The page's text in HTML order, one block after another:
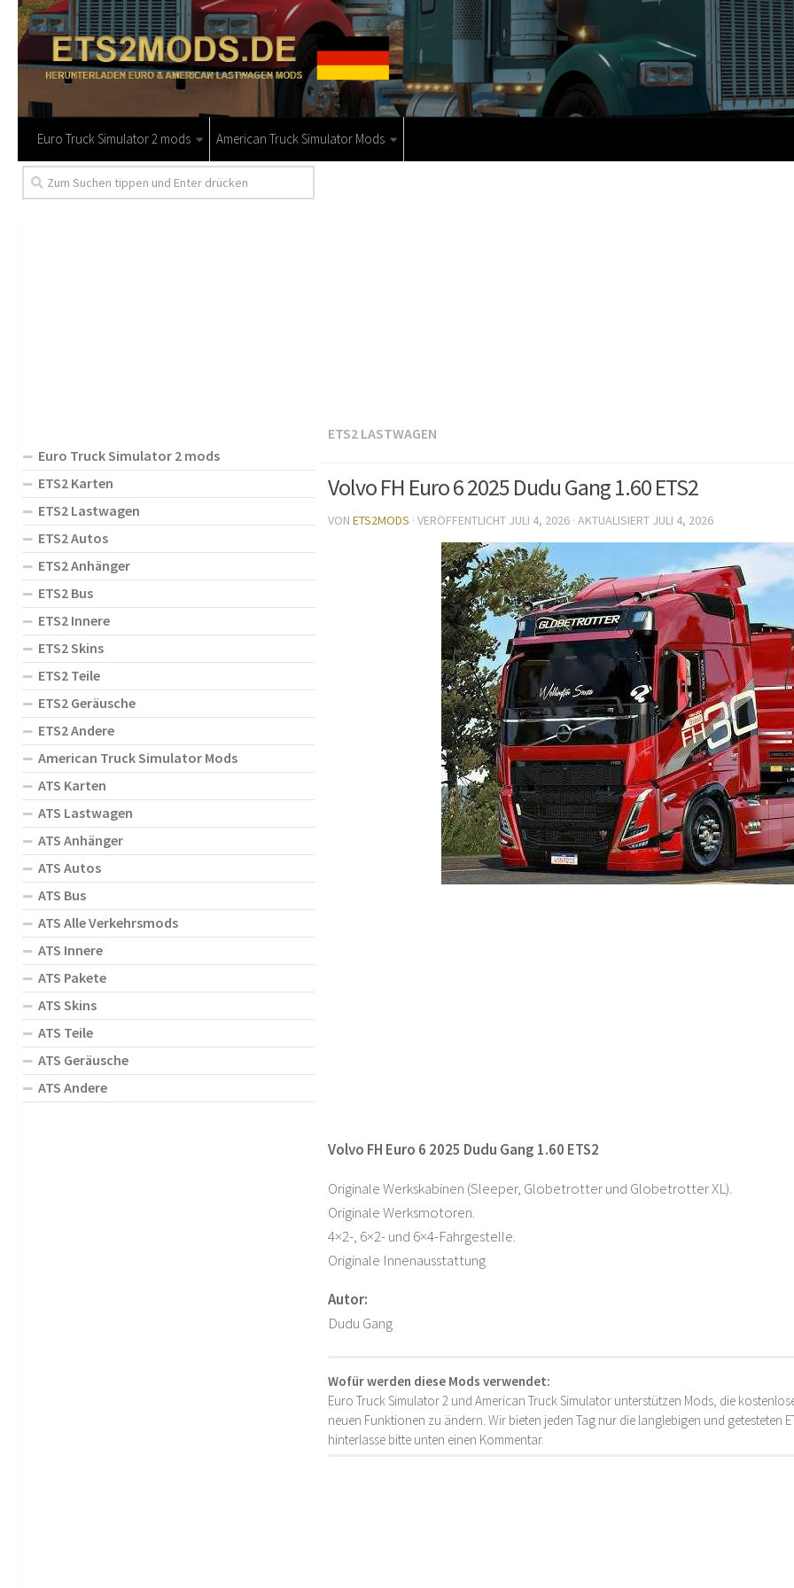
Euro Truck Simulator 2 mods American Truck Simulator Mods
ETS2 LASTWAGEN
Volvo FH Euro 6 2025 Dudu Gang 1.60 ETS2
VON ETS2MODS · VERÖFFENTLICHT JULI 4, 2026 · AKTUALISIERT JULI 4, 2026
Volvo FH Euro 6 2025 Dudu Gang 1.60 ETS2
Originale Werkskabinen (Sleeper, Globetrotter und Globetrotter XL).
Originale Werksmotoren.
4×2-, 6×2- und 6×4-Fahrgestelle.
Originale Innenausstattung
Autor:
Dudu Gang
Wofür werden diese Mods verwendet:
Euro Truck Simulator 2 und American Truck Simulator unterstützen Mods, die
neuen Funktionen zu ändern. Wir bieten jeden Tag nur die langlebigen und getesteten
hinterlasse bitte unten einen Kommentar.
Euro Truck Simulator 2 mods
ETS2 Karten
ETS2 Lastwagen
ETS2 Autos
ETS2 Anhänger
ETS2 Bus
ETS2 Innere
ETS2 Skins
ETS2 Teile
ETS2 Geräusche
ETS2 Andere
American Truck Simulator Mods
ATS Karten
ATS Lastwagen
ATS Anhänger
ATS Autos
ATS Bus
ATS Alle Verkehrsmods
ATS Innere
ATS Pakete
ATS Skins
ATS Teile
ATS Geräusche
ATS Andere